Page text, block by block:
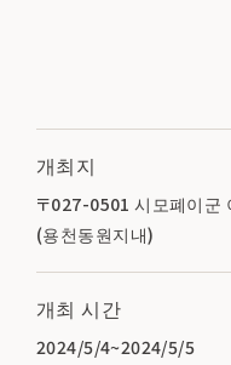
개최지
〒027-0501 시모폐이군
(용천동원지내)
개최 시간
2024/5/4~2024/5/5